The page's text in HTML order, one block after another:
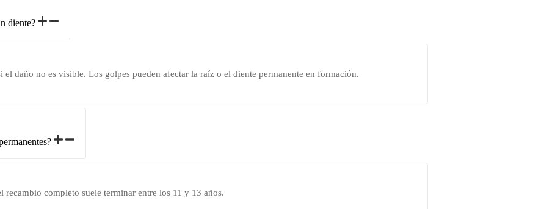
diente?
daño no es visible. Los golpes pueden afectar la raíz o el diente permanente en formación.
recambio completo suele terminar entre los 11 y 13 años.